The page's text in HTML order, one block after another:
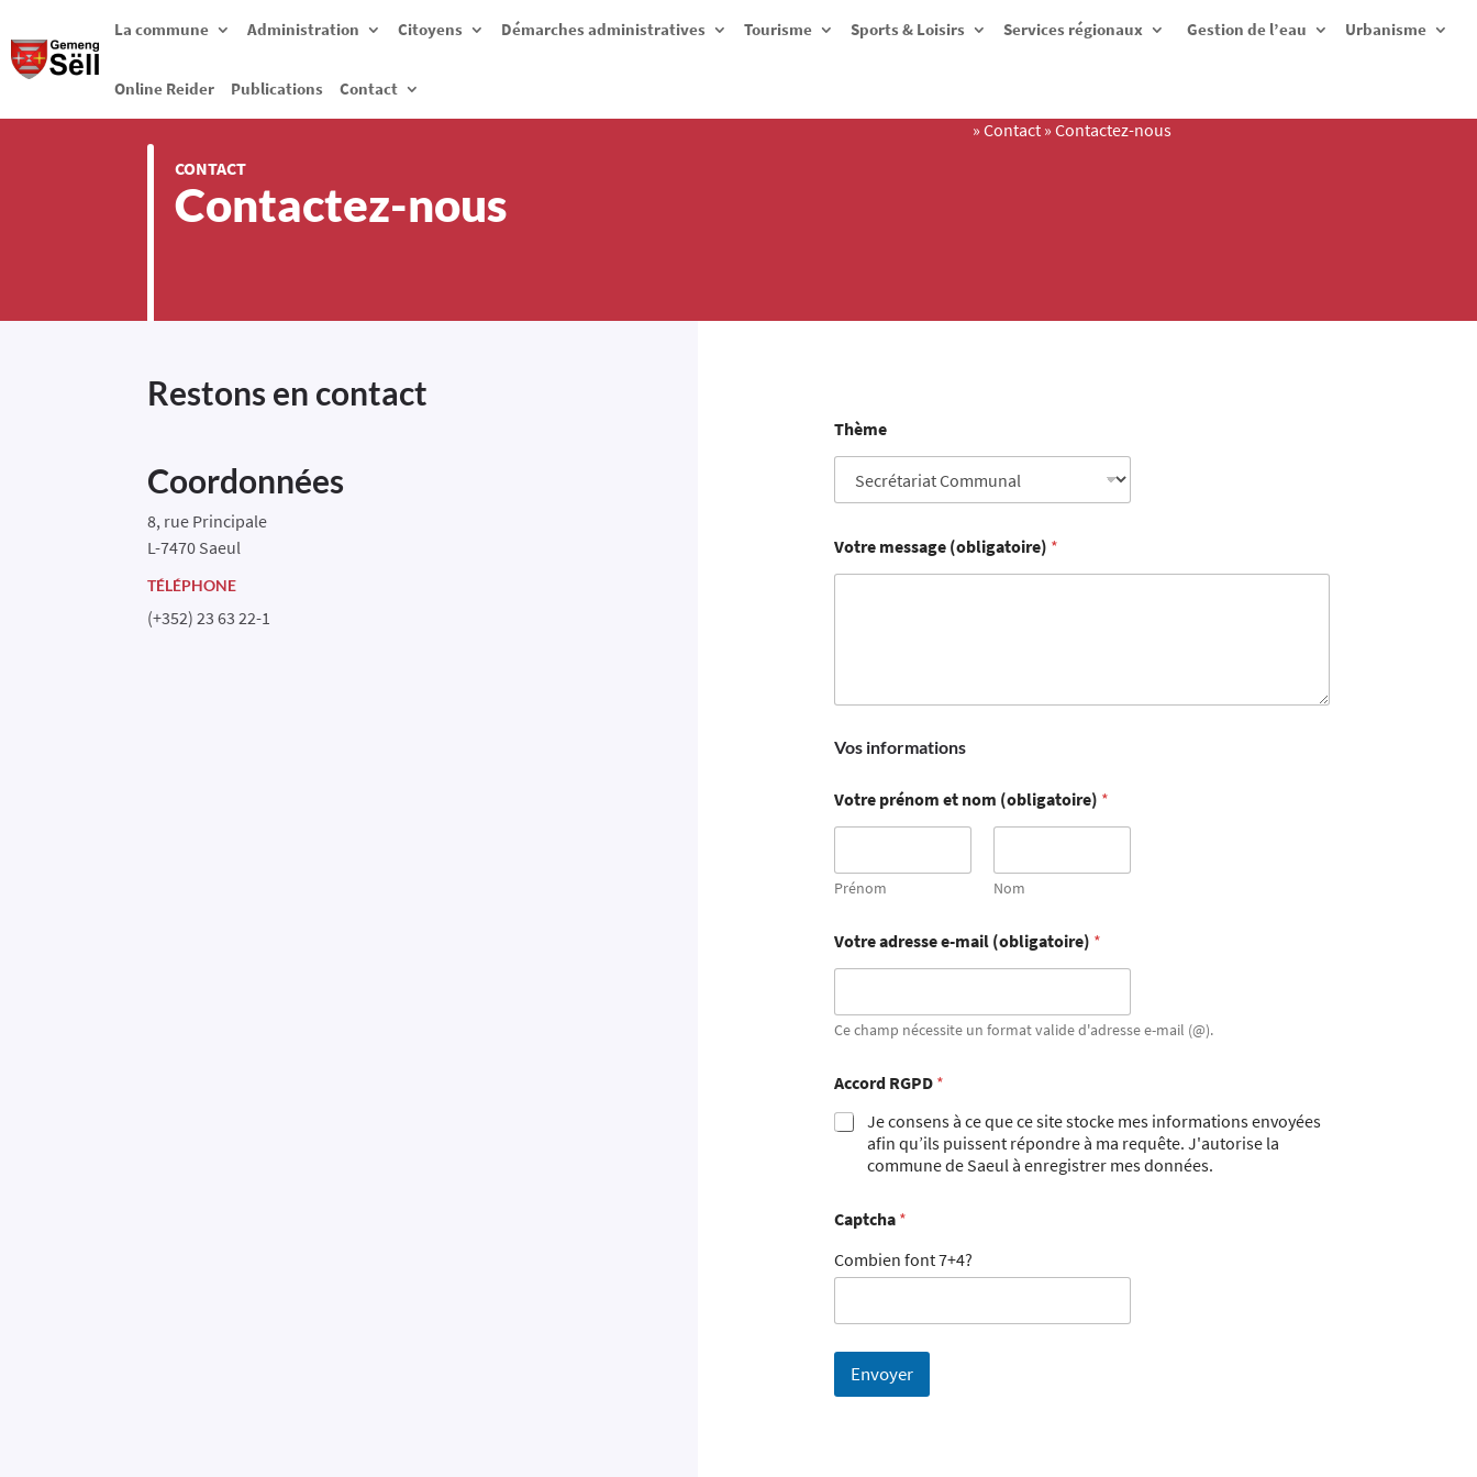
La commune Administration Citoyens Démarches administratives Tourisme Sports & Loisirs Services régionaux Gestion de l’eau Urbanisme
Online Reider Publications Contact
CONTACT
Contactez-nous
» Contact » Contactez-nous
Restons en contact
Coordonnées
8, rue Principale
L-7470 Saeul
TÉLÉPHONE
(+352) 23 63 22-1
Thème
Votre message (obligatoire) *
Vos informations
Votre prénom et nom (obligatoire) *
Prénom Nom
Votre adresse e-mail (obligatoire) *
Ce champ nécessite un format valide d'adresse e-mail (@).
Accord RGPD *
Je consens à ce que ce site stocke mes informations envoyées
afin qu’ils puissent répondre à ma requête. J'autorise la
commune de Saeul à enregistrer mes données.
Captcha *
Combien font 7+4?
Envoyer